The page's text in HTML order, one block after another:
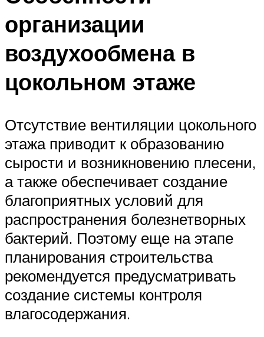
организации
воздухообмена в
цокольном этаже
Отсутствие вентиляции цокольного
этажа приводит к образованию
сырости и возникновению плесени,
а также обеспечивает создание
благоприятных условий для
распространения болезнетворных
бактерий. Поэтому еще на этапе
планирования строительства
рекомендуется предусматривать
создание системы контроля
влагосодержания.